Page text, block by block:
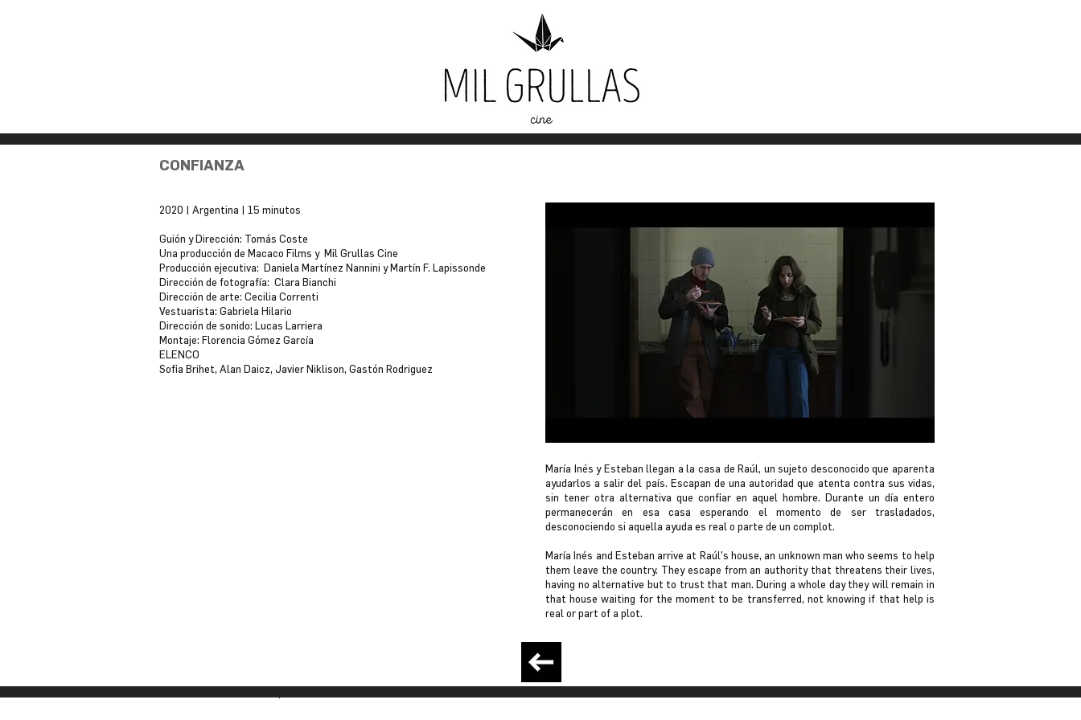
CONFIANZA
2020 | Argentina | 15 minutos
Guión y Dirección: Tomás Coste
Una producción de Macaco Films y Mil Grullas Cine
Producción ejecutiva: Daniela Martínez Nannini y Martín F. Lapissonde
Dirección de fotografía: Clara Bianchi
Dirección de arte: Cecilia Correnti
Vestuarista: Gabriela Hilario
Dirección de sonido: Lucas Larriera
Montaje: Florencia Gómez García
ELENCO
Sofia Brihet, Alan Daicz, Javier Niklison, Gastón Rodriguez
María Inés y Esteban llegan a la casa de Raúl, un sujeto desconocido que aparenta
ayudarlos a salir del país. Escapan de una autoridad que atenta contra sus vidas,
sin tener otra alternativa que confiar en aquel hombre. Durante un día entero
permanecerán en esa casa esperando el momento de ser trasladados,
desconociendo si aquella ayuda es real o parte de un complot.
María Inés and Esteban arrive at Raúl's house, an unknown man who seems to help
them leave the country. They escape from an authority that threatens their lives,
having no alternative but to trust that man. During a whole day they will remain in
that house waiting for the moment to be transferred, not knowing if that help is
real or part of a plot.